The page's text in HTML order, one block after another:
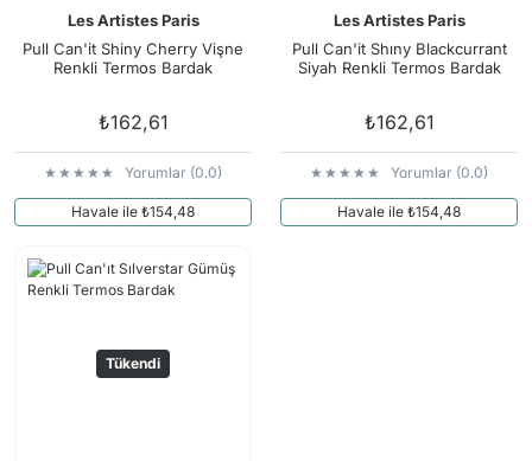
Les Artistes Paris
Pull Can'it Shiny Cherry Vişne
Renkli Termos Bardak
₺162,61
Yorumlar (0.0)
Havale ile ₺154,48
Les Artistes Paris
Pull Can'it Shıny Blackcurrant
Siyah Renkli Termos Bardak
₺162,61
Yorumlar (0.0)
Havale ile ₺154,48
Tükendi